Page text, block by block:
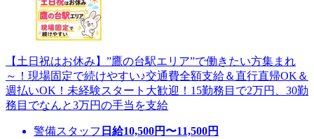
【土日祝はお休み】”鷹の台駅エリア”で働きたい方集まれ
～！現場固定で続けやすい♪交通費全額支給＆直行直帰OK＆
週払いOK！未経験スタート大歓迎！15勤務目で2万円、30勤
務目でなんと3万円の手当を支給
警備スタッフ 日給10,500円〜11,500円